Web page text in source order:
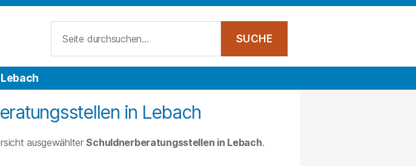
Lebach
in Lebach
ausgewählterSchuldnerberatungsstellen in Lebach.